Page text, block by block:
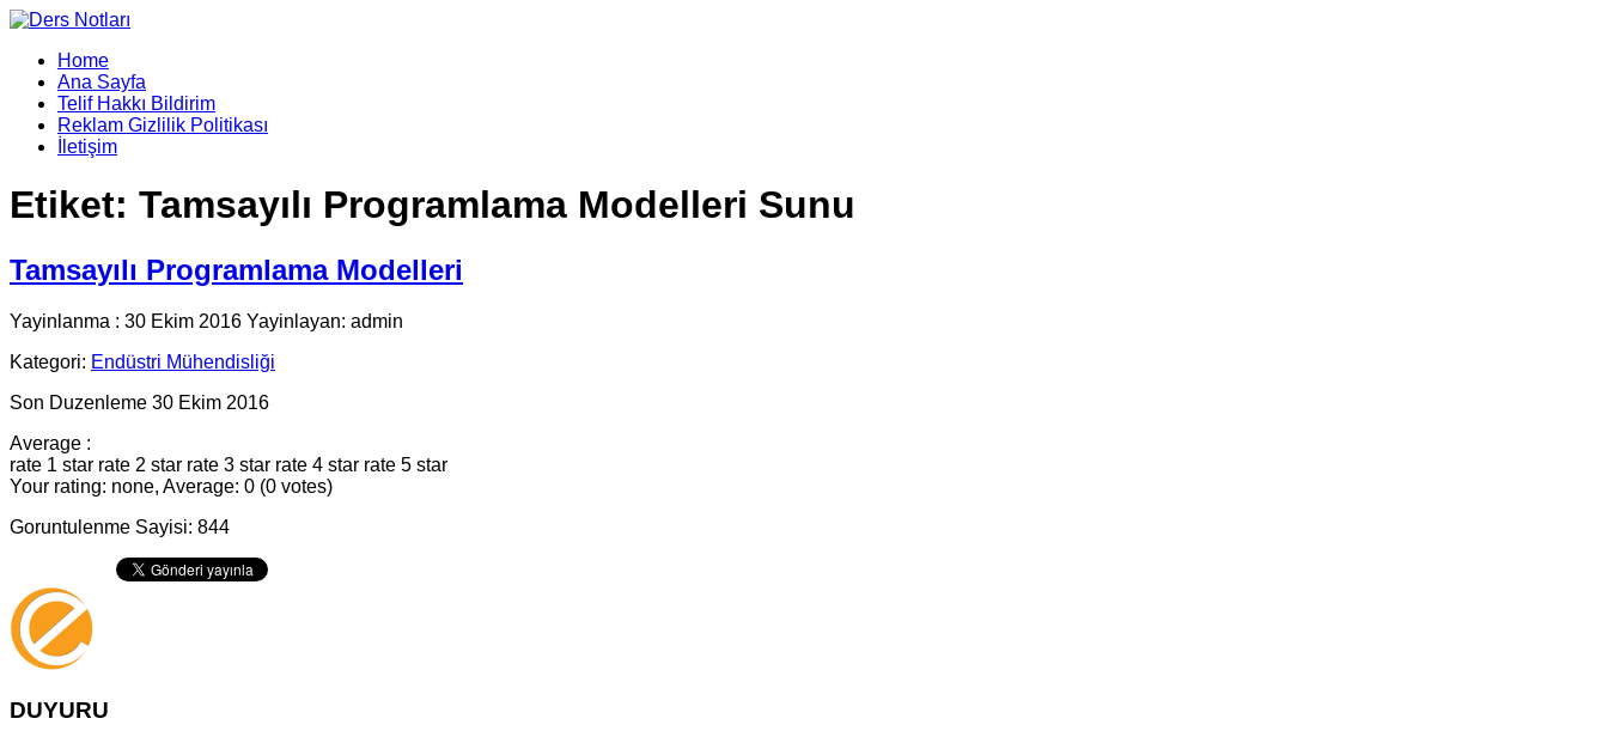
Home
Ana Sayfa
Telif Hakkı Bildirim
Reklam Gizlilik Politikası
İletişim
Etiket: Tamsayılı Programlama Modelleri Sunu
Tamsayılı Programlama Modelleri
Yayinlanma : 30 Ekim 2016 Yayinlayan: admin
Kategori: Endüstri Mühendisliği
Son Duzenleme 30 Ekim 2016
Average :
rate 1 star rate 2 star rate 3 star rate 4 star rate 5 star
Your rating: none, Average: 0 (0 votes)
Goruntulenme Sayisi: 844
DUYURU